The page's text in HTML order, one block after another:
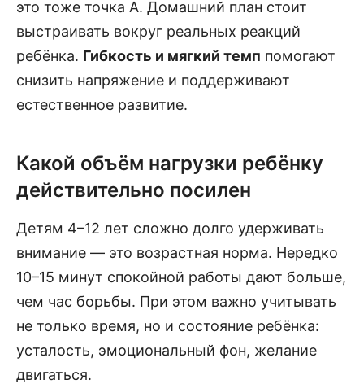
это тоже точка А. Домашний план стоит
выстраивать вокруг реальных реакций
ребёнка. Гибкость и мягкий темп помогают
снизить напряжение и поддерживают
естественное развитие.
Какой объём нагрузки ребёнку
действительно посилен
Детям 4–12 лет сложно долго удерживать
внимание — это возрастная норма. Нередко
10–15 минут спокойной работы дают больше,
чем час борьбы. При этом важно учитывать
не только время, но и состояние ребёнка:
усталость, эмоциональный фон, желание
двигаться.